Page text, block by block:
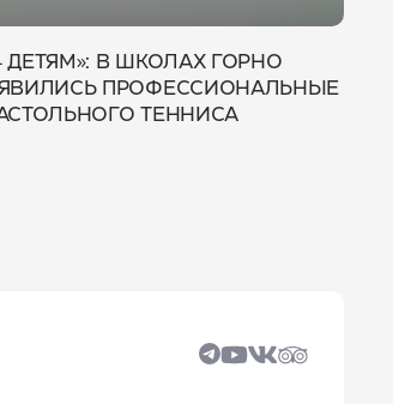
В ШКОЛАХ ГОРНО
ПРОФЕССИОНАЛЬНЫЕ
ТЕННИСА